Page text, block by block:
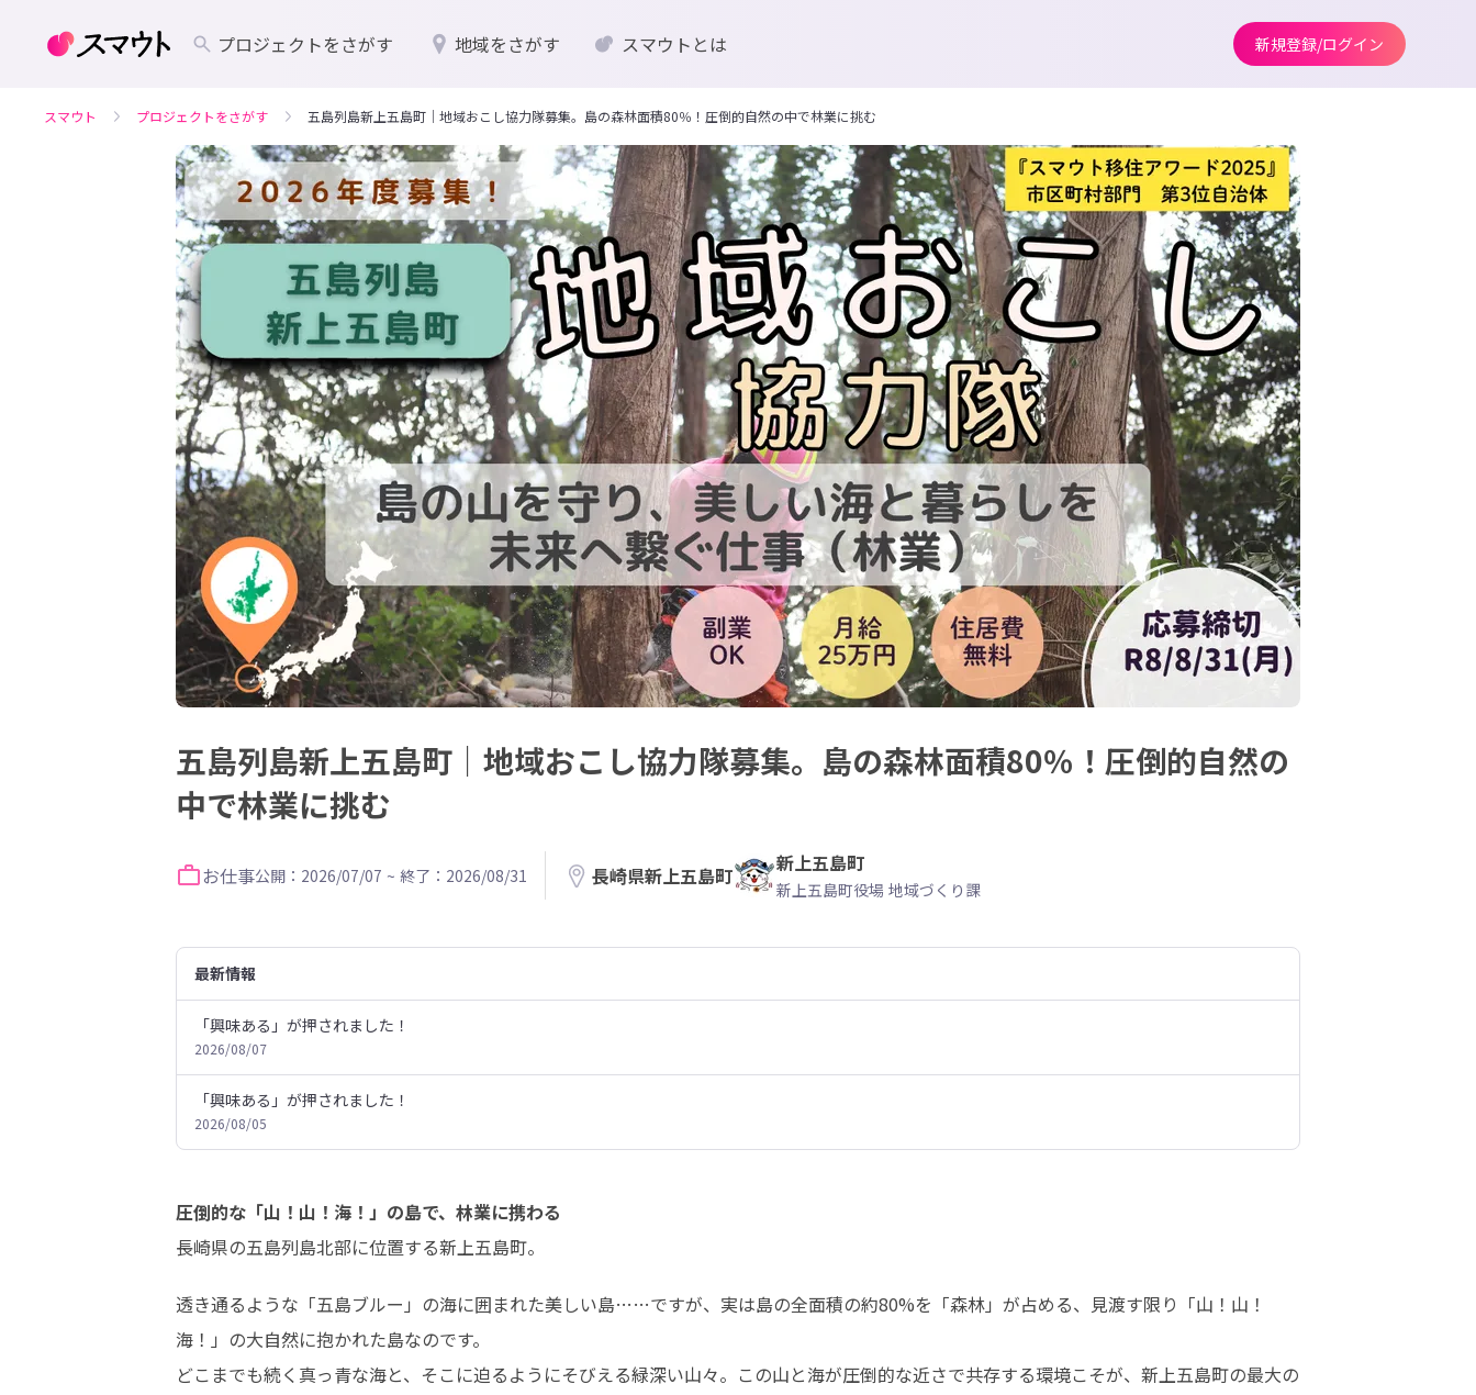
プロジェクトをさがす 地域をさがす スマウトとは 新規登録/ログイン
スマウト プロジェクトをさがす 五島列島新上五島町｜地域おこし協力隊募集。島の森林面積80％！圧倒的自然の中で林業に挑む
五島列島新上五島町｜地域おこし協力隊募集。島の森林面積80％！圧倒的自然の
中で林業に挑む
お仕事公開：2026/07/07 ~ 終了：2026/08/31 長崎県新上五島町 新上五島町
新上五島町役場 地域づくり課
最新情報
「興味ある」が押されました！
2026/08/07
「興味ある」が押されました！
2026/08/05
圧倒的な「山！山！海！」の島で、林業に携わる
長崎県の五島列島北部に位置する新上五島町。
透き通るような「五島ブルー」の海に囲まれた美しい島……ですが、実は島の全面積の約80%を「森林」が占める、見渡す限り「山！山！
海！」の大自然に抱かれた島なのです。
どこまでも続く真っ青な海と、そこに迫るようにそびえる緑深い山々。この山と海が圧倒的な近さで共存する環境こそが、新上五島町の最大の